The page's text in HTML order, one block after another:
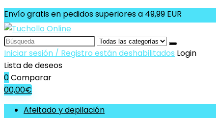
Envío gratis en pedidos superiores a 49,99 EUR
Search
for:
Iniciar sesión / Registro están deshabilitados Login
Lista de deseos
0Comparar
00,00€
Afeitado y depilación